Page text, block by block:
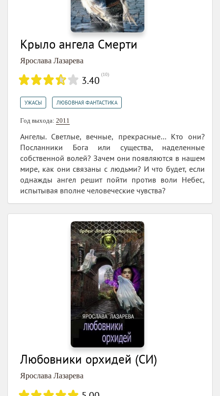
Крыло ангела Смерти
Ярослава Лазарева
3.40 (10)
УЖАСЫ ЛЮБОВНАЯ ФАНТАСТИКА
Год выхода: 2011
Ангелы. Светлые, вечные, прекрасные… Кто они?
Посланники Бога или существа, наделенные
собственной волей? Зачем они появляются в нашем
мире, как они связаны с людьми? И что будет, если
однажды ангел решит пойти против воли Небес,
испытывая вполне человеческие чувства?
Любовники орхидей (СИ)
Ярослава Лазарева